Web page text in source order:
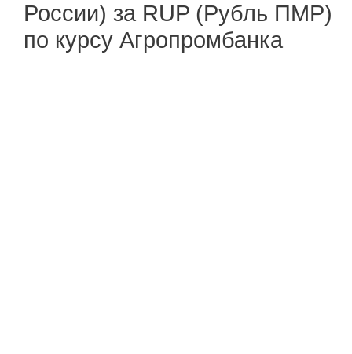
России) за RUP (Рубль ПМР)
по курсу Агропромбанка